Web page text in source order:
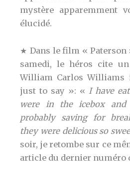
mystère apparemment
élucidé.
★ Dans le film « Paterson
samedi, le héros cite
William Carlos
just to say »: « I have
were in the icebox
probably saving for
they were delicious so
soir, je retombe sur ce
article du dernier numéro